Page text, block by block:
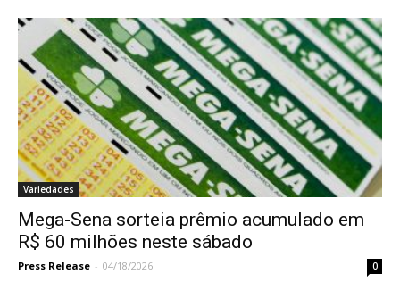
Variedades
Mega-Sena sorteia prêmio acumulado em
R$ 60 milhões neste sábado
Press Release - 04/18/2026 0